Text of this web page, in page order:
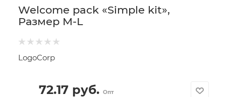
Welcome pack «Simple kit»,
Размер M-L
LogoCorp
72.17 руб. Опт